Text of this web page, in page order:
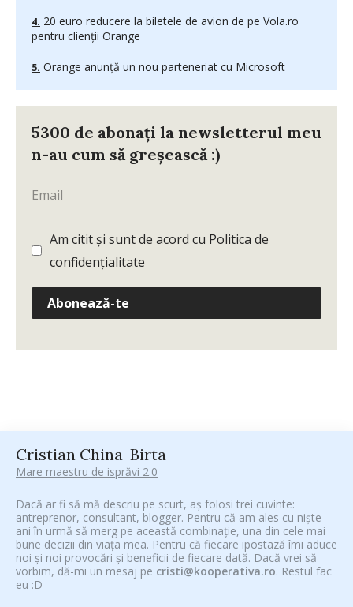
20 euro reducere la biletele de avion de pe Vola.ro
pentru clienţii Orange
Orange anunță un nou parteneriat cu Microsoft
5300 de abonați la newsletterul meu
n-au cum să greșească :)
Am citit și sunt de acord cu Politica de
confidențialitate
Abonează-te
Cristian China-Birta
Mare maestru de isprăvi 2.0
Dacă ar fi să mă descriu pe scurt, aș folosi trei cuvinte:
antreprenor, consultant, blogger. Pentru că am ales cu niște
ani în urmă să merg pe această combinație, una din cele mai
bune decizii din viața mea. Pentru că fiecare ipostază îmi aduce
noi și noi provocări și beneficii de fiecare dată. Dacă vrei să
vorbim, dă-mi un mesaj pe cristi@kooperativa.ro. Restul fac
eu :D